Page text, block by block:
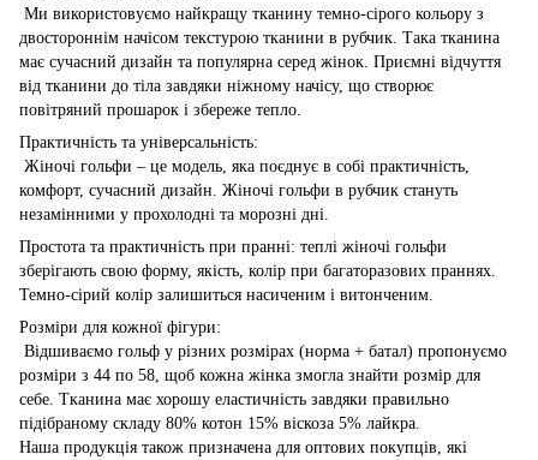
Ми використовуємо найкращу тканину темно-сірого кольору з
двостороннім начісом текстурою тканини в рубчик. Така тканина
має сучасний дизайн та популярна серед жінок. Приємні відчуття
від тканини до тіла завдяки ніжному начісу, що створює
повітряний прошарок і збереже тепло.
Практичність та універсальність:
Жіночі гольфи – це модель, яка поєднує в собі практичність,
комфорт, сучасний дизайн. Жіночі гольфи в рубчик стануть
незамінними у прохолодні та морозні дні.
Простота та практичність при пранні: теплі жіночі гольфи
зберігають свою форму, якість, колір при багаторазових праннях.
Темно-сірий колір залишиться насиченим і витонченим.
Розміри для кожної фігури:
Відшиваємо гольф у різних розмірах (норма + батал) пропонуємо
розміри з 44 по 58, щоб кожна жінка змогла знайти розмір для
себе. Тканина має хорошу еластичність завдяки правильно
підібраному складу 80% котон 15% віскоза 5% лайкра.
Наша продукція також призначена для оптових покупців, які